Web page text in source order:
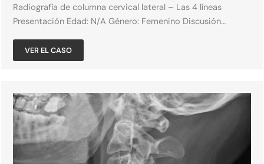
Radiografía de columna cervical lateral – Las 4 líneas
Presentación Edad: N/A​ Género: Femenino​ Discusión…
VER EL CASO